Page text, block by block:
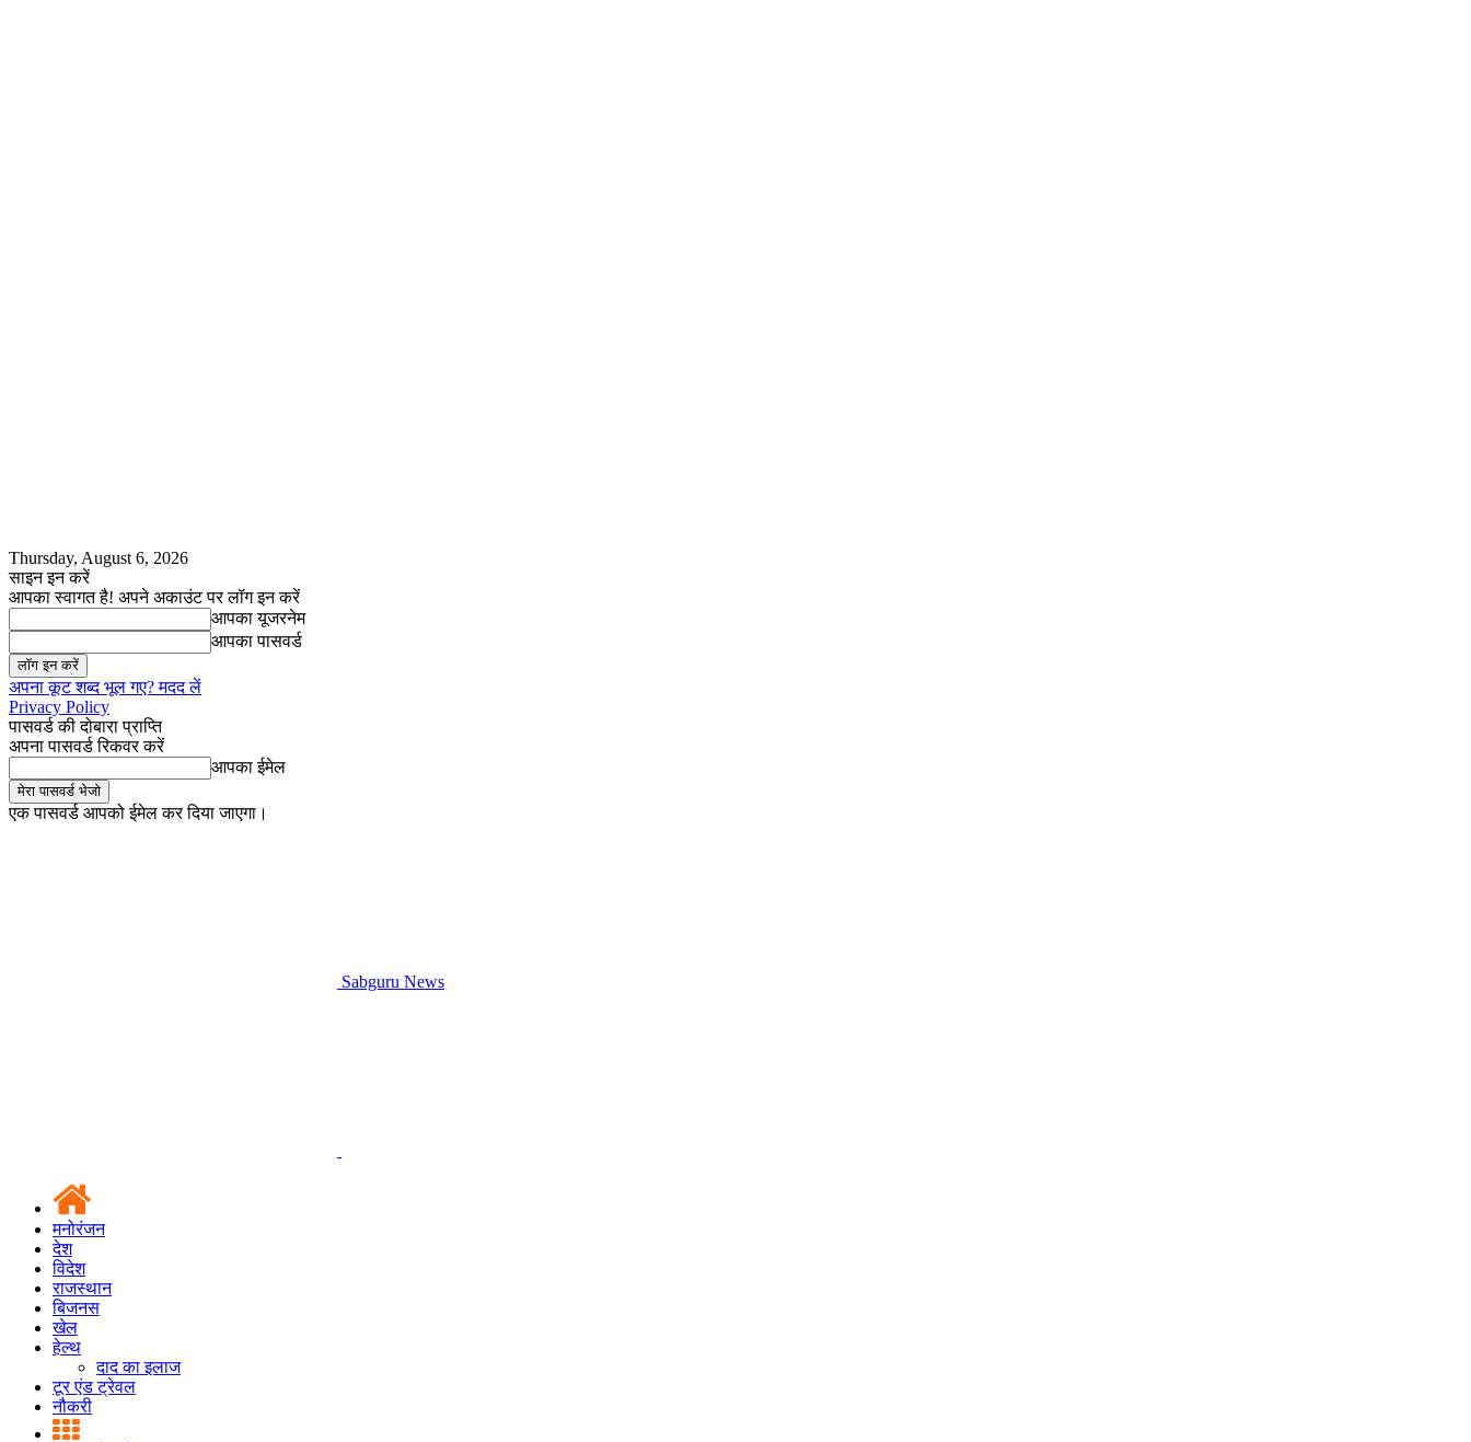
Thursday, August 6, 2026
साइन इन करें
आपका स्वागत है! अपने अकाउंट पर लॉग इन करें
आपका यूजरनेम
आपका पासवर्ड
अपना कूट शब्द भूल गए? मदद लें
Privacy Policy
पासवर्ड की दोबारा प्राप्ति
अपना पासवर्ड रिकवर करें
आपका ईमेल
एक पासवर्ड आपको ईमेल कर दिया जाएगा।
Sabguru News
मनोरंजन
देश
विदेश
राजस्थान
बिजनस
खेल
हेल्थ
दाद का इलाज
टूर एंड ट्रेवल
नौकरी